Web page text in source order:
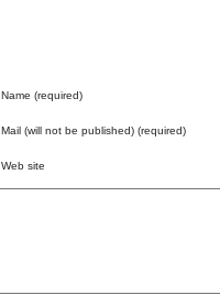
Name (required)
Mail (will not be published) (required)
Web site